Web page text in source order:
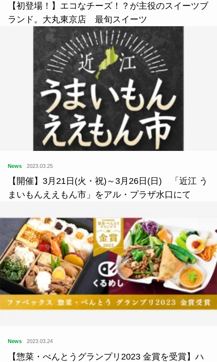
【初登場！】エコなチーズ！？が主役のスイーツブ
ランド。大丸東京店 最旬スイーツ
News 2023.03.25
【開催】3月21日(火・祝)～3月26日(日) 「近江 う
まいもんええもん市」をアル・プラザ水口にて
News 2023.03.24
【惣菜・べんとうグランプリ2023 金賞を受賞】ハ